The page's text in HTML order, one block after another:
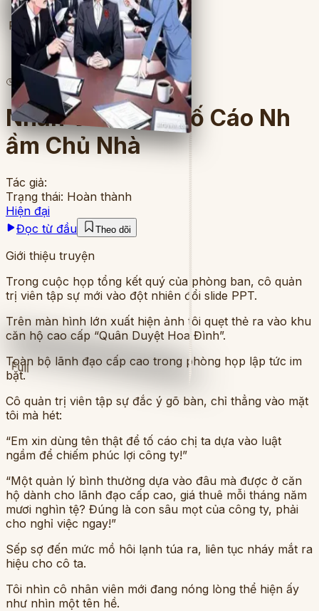
Full
Full
10 lượt đọc· chương
Nhân Viên Mới Tố Cáo Nh
ầm Chủ Nhà
Tác giả:
Trạng thái: Hoàn thành
Hiện đại
Đọc từ đầu
Theo dõi
Giới thiệu truyện
Trong cuộc họp tổng kết quý của phòng ban, cô quản
trị viên tập sự mới vào đột nhiên đổi slide PPT.
Trên màn hình lớn xuất hiện ảnh tôi quẹt thẻ ra vào khu
căn hộ cao cấp “Quân Duyệt Hoa Đình”.
Toàn bộ lãnh đạo cấp cao trong phòng họp lập tức im
bặt.
Cô quản trị viên tập sự đắc ý gõ bàn, chỉ thẳng vào mặt
tôi mà hét:
“Em xin dùng tên thật để tố cáo chị ta dựa vào luật
ngầm để chiếm phúc lợi công ty!”
“Một quản lý bình thường dựa vào đâu mà được ở căn
hộ dành cho lãnh đạo cấp cao, giá thuê mỗi tháng năm
mươi nghìn tệ? Đúng là con sâu mọt của công ty, phải
cho nghỉ việc ngay!”
Sếp sợ đến mức mồ hôi lạnh túa ra, liên tục nháy mắt ra
hiệu cho cô ta.
Tôi nhìn cô nhân viên mới đang nóng lòng thể hiện ấy
như nhìn một tên hề.